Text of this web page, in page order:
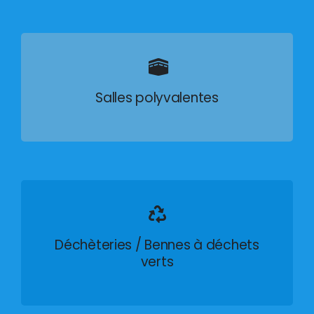
Salles polyvalentes
Déchèteries / Bennes à déchets
verts